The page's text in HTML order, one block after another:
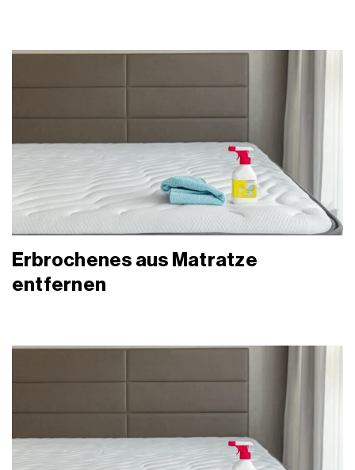
Erbrochenes aus Matratze
entfernen